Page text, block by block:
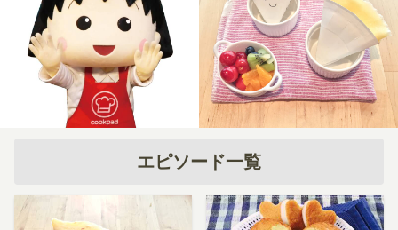
エピソード一覧